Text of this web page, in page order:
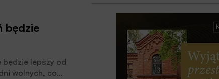
będzie
będzie lepszy od
wolnych, co